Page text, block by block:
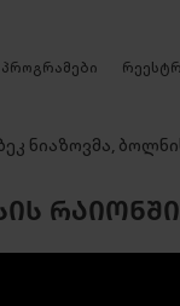
პროგრამები
ნიაზოვმა,